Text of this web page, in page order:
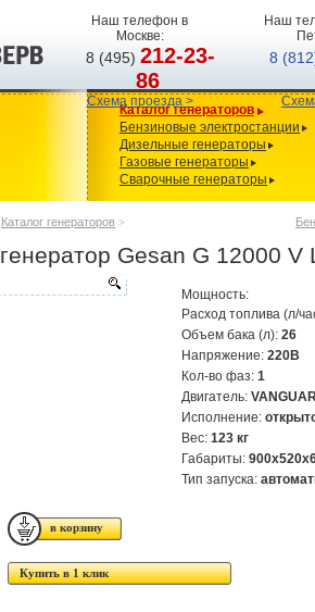
Наш телефон в
Москве:
8 (495)212-23-
86
Схема проезда >
Наш
8
Каталог генераторов
Бензиновые электростанции
Дизельные генераторы
Газовые генераторы
Сварочные генераторы
Каталог генераторов >
Gesan G 12000 V
Мощность:
Расход топлива (л/
Объем бака (л): 26
Напряжение: 220В
Кол-во фаз: 1
Двигатель:
Исполнение:
Вес: 123 кг
Габариты:
Тип запуска:
Купить в 1 клик